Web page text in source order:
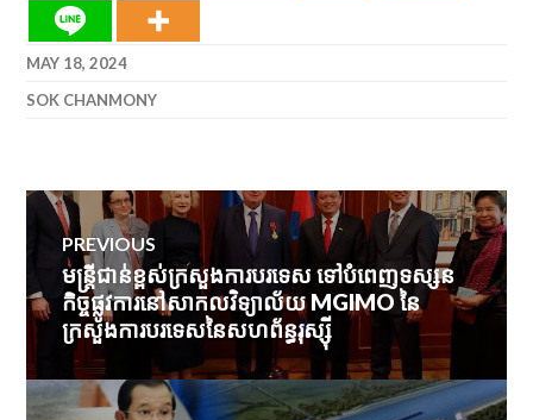
MAY 18, 2024
SOK CHANMONY
Post
navigation
PREVIOUS
Previous
post:
មន្រ្តីជាន់ខ្ពស់​ក្រសួង​ការបរទេស​ ទៅបំពេញទស្សន
កិច្ចផ្លូវការនៅសាកលវិទ្យាល័យ MGIMO នៃ
ក្រសួងការបរទេសនៃសហព័ន្ធរុស្ស៊ី